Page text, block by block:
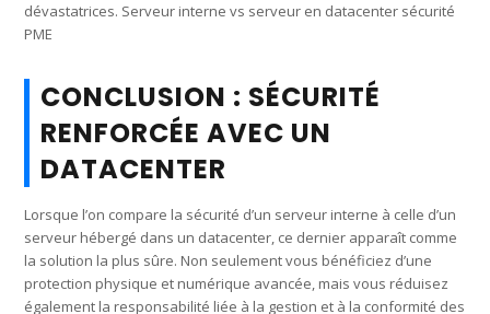
dévastatrices. Serveur interne vs serveur en datacenter sécurité
PME
CONCLUSION : SÉCURITÉ
RENFORCÉE AVEC UN
DATACENTER
Lorsque l’on compare la sécurité d’un serveur interne à celle d’un
serveur hébergé dans un datacenter, ce dernier apparaît comme
la solution la plus sûre. Non seulement vous bénéficiez d’une
protection physique et numérique avancée, mais vous réduisez
également la responsabilité liée à la gestion et à la conformité des